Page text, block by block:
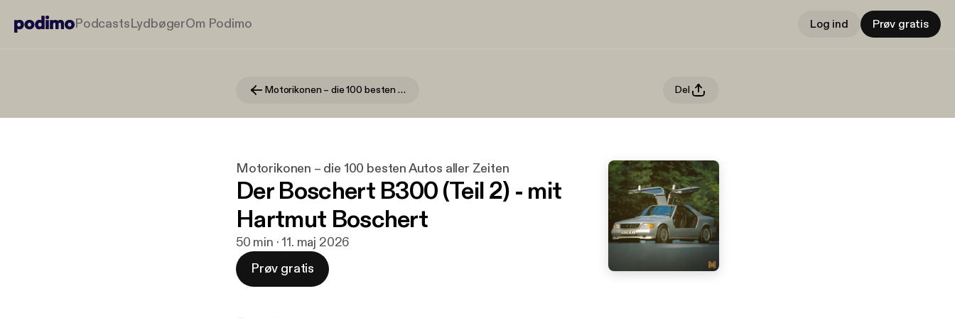
PodcastsLydbøgerOm Podimo Log ind Prøv gratis
Motorikonen – die 100 besten Autos aller Zeiten Del
Motorikonen – die 100 besten Autos aller Zeiten
Der Boschert B300 (Teil 2) - mit
Hartmut Boschert
50 min · 11. maj 2026
Prøv gratis